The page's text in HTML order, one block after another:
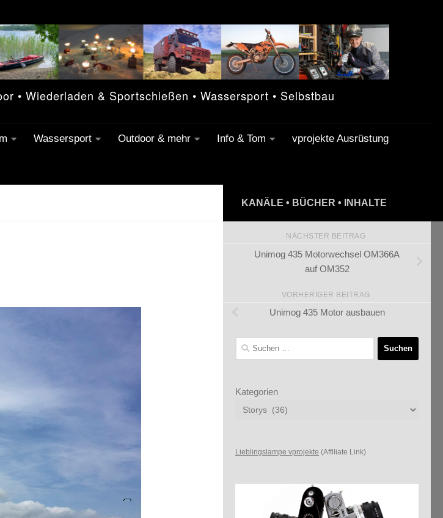
• Wiederladen & Sportschießen • Wassersport • Selbstbau
Wassersport Outdoor & mehr Info & Tom vprojekte Ausrüstung
KANÄLE • BÜCHER • INHALTE
NÄCHSTER BEITRAG
Unimog 435 Motorwechsel OM366A
auf OM352
VORHERIGER BEITRAG
Unimog 435 Motor ausbauen
Suchen
nach:
Kategorien
Lieblingslampe vprojekte (Affiliate Link)